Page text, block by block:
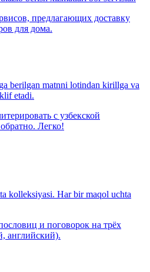
предлагающих доставку
для дома.
berilgan matnni lotindan kirillga va
etadi.
с узбекской
Легко!
kolleksiyasi. Har bir maqol uchta
и поговорок на трёх
английский).